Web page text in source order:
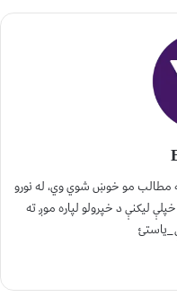
مطالب مو خوښ شوي وي، له نورو
لیکنې د خپرولو لپاره موږ ته